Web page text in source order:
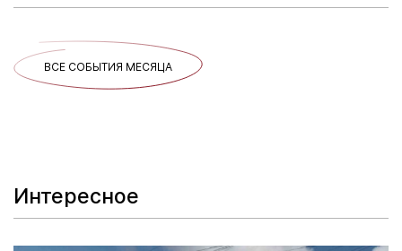
ВСЕ СОБЫТИЯ МЕСЯЦА
Интересное